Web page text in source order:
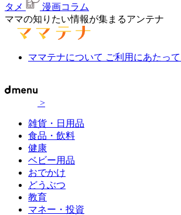
タメ
漫画コラム
ママの知りたい情報が集まるアンテナ
ママテナについて ご利用にあたって
>
雑貨・日用品
食品・飲料
健康
ベビー用品
おでかけ
どうぶつ
教育
マネー・投資